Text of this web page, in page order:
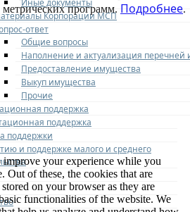
Корпорации МСП
ответ
Общие вопросы
Наполнение и актуализация перечней
Предоставление имущества
Выкуп имущества
Прочие
поддержка
поддержка
поддержки
и поддержке малого и среднего
программ. Подробнее.
improve your experience while you
Out of these, the cookies that are
on your browser as they are
functionalities of the website. We